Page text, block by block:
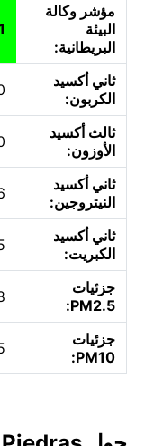
مؤشر وكالة
البيئة
البريطانية:
1
ثاني أكسيد
الكربون:
ثالث أكسيد
الأوزون:
ثاني أكسيد
النيتروجين:
ثاني أكسيد
الكبريت:
جزئيات
PM2.5:
جزئيات
PM10: